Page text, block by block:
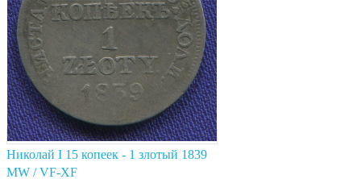
Николай I 15 копеек - 1 злотый 1839
MW / VF-XF